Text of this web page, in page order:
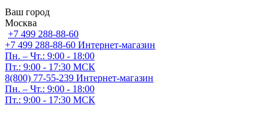
Ваш город
Москва
+7 499 288-88-60
+7 499 288-88-60 Интернет-магазин
Пн. – Чт.: 9:00 - 18:00
Пт.: 9:00 - 17:30 МСК
8(800) 77-55-239 Интернет-магазин
Пн. – Чт.: 9:00 - 18:00
Пт.: 9:00 - 17:30 МСК